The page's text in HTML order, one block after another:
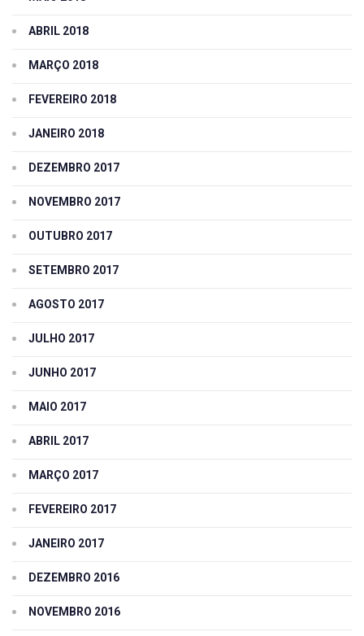
ABRIL 2018
MARÇO 2018
FEVEREIRO 2018
JANEIRO 2018
DEZEMBRO 2017
NOVEMBRO 2017
OUTUBRO 2017
SETEMBRO 2017
AGOSTO 2017
JULHO 2017
JUNHO 2017
MAIO 2017
ABRIL 2017
MARÇO 2017
FEVEREIRO 2017
JANEIRO 2017
DEZEMBRO 2016
NOVEMBRO 2016